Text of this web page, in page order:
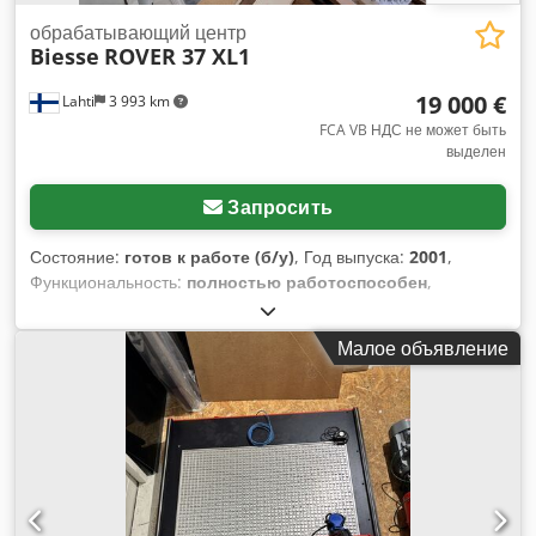
Lahti 3 993 km
обрабатывающий центр
Biesse ROVER 37 XL1
19 000 €
FCA VB НДС не может быть
выделен
Запросить
Состояние: готов к работе (б/у), Год выпуска: 2001,
Функциональность: полностью работоспособен,
документация / руководство
эксплуатации 07.2026 в связи с отсутствием
необходимости. Dsdpsznk Rmsfx AkijwaМалое объявление